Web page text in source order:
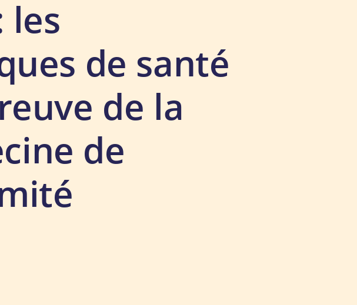
les
de santé
de la
de